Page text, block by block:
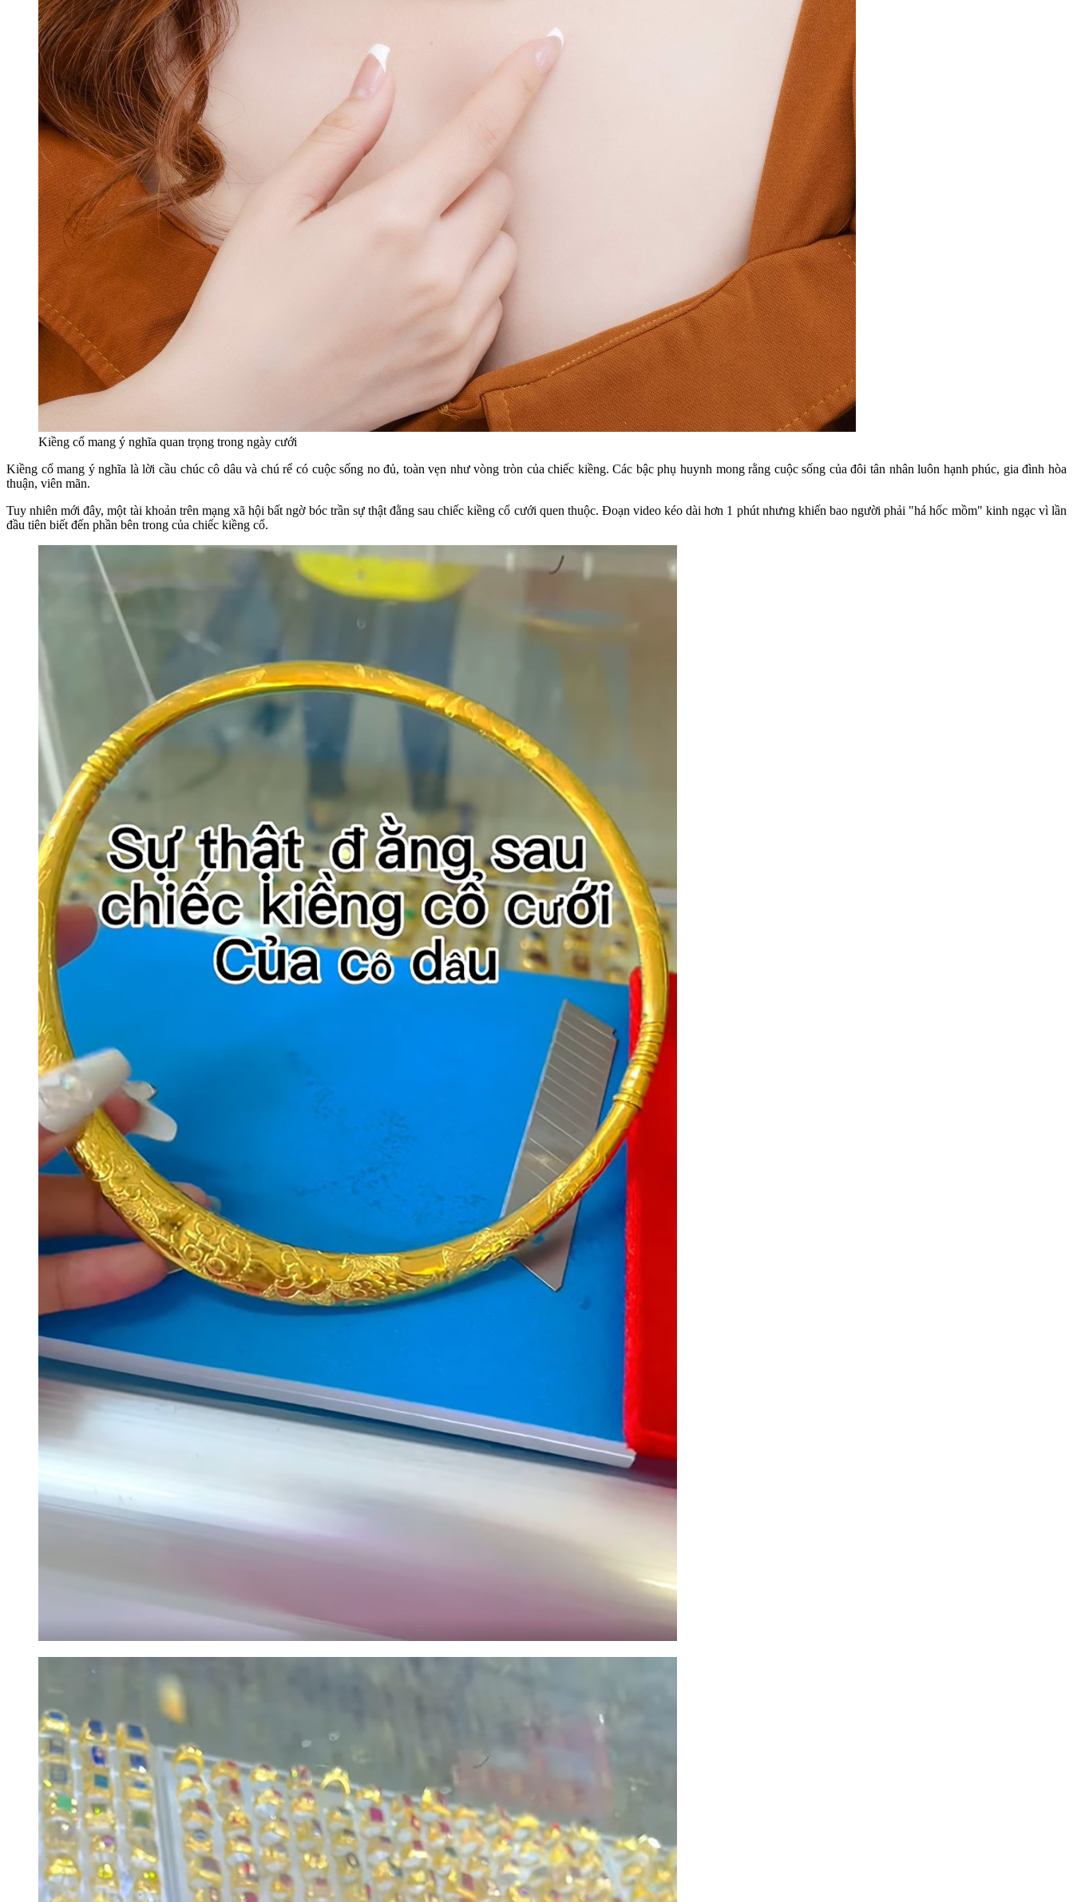
Kiềng cổ mang ý nghĩa quan trọng trong ngày cưới
Kiềng cổ mang ý nghĩa là lời cầu chúc cô dâu và chú rể có cuộc sống no đủ, toàn vẹn như vòng tròn của chiếc kiềng. Các bậc phụ huynh mong rằng cuộc sống của đôi tân nhân luôn hạnh phúc, gia đình hòa
thuận, viên mãn.
Tuy nhiên mới đây, một tài khoản trên mạng xã hội bất ngờ bóc trần sự thật đằng sau chiếc kiềng cổ cưới quen thuộc. Đoạn video kéo dài hơn 1 phút nhưng khiến bao người phải "há hốc mồm" kinh ngạc vì lần
đầu tiên biết đến phần bên trong của chiếc kiềng cổ.